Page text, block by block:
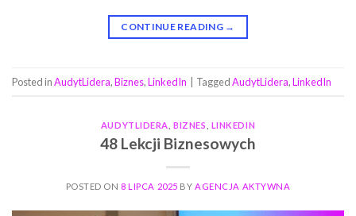
CONTINUE READING →
Posted inAudytLidera,Biznes,LinkedIn | TaggedAudytLidera,LinkedIn
AUDYTLIDERA ,BIZNES LINKEDIN
48 Lekcji Biznesowych
POSTED ON 8 LIPCA 2025 BYAGENCJA AKTYWNA